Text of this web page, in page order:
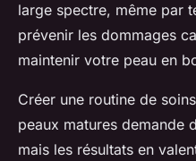
large spectre, même par
prévenir les dommages
maintenir votre peau en
Créer une routine de
peaux matures demande
mais les résultats en